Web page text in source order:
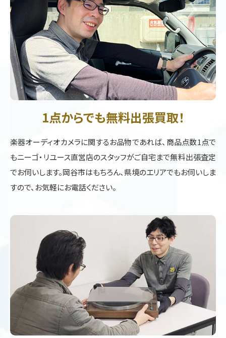
1点からでも無料出張買取！
楽器オーディオカメラに関するお品物であれば、商品点数1点で
もニーゴ・リユース直営店のスタッフがご自宅まで無料出張査定
でお伺いします。岡谷市はもちろん、県境のエリアでもお伺いしま
すので、お気軽にお電話ください。